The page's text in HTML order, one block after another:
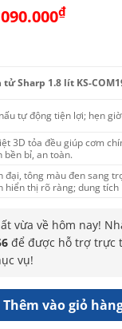
2.590.000₫.
₫Giá
Sharp 1.8 lít KS-
tự động tiện lợi; hẹn
3D tỏa đều giúp cơm
bền bỉ, an toàn.
đại, tông màu đen sang
hiển thị rõ ràng; dung tích
vừa về hôm nay!
để được hỗ trợ trực
vụ!
1.8 lít KS-
Thêm vào giỏ